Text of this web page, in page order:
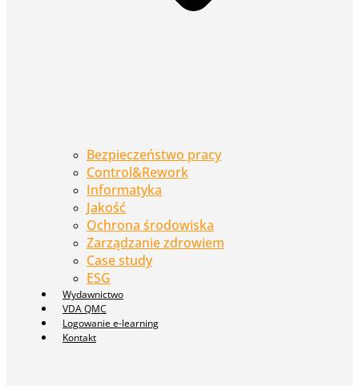
Bezpieczeństwo pracy
Control&Rework
Informatyka
Jakość
Ochrona środowiska
Zarządzanie zdrowiem
Case study
ESG
Wydawnictwo
VDA QMC
Logowanie e-learning
Kontakt